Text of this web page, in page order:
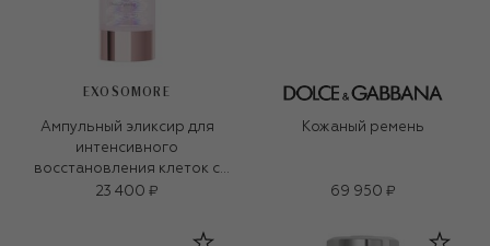
EXOSOMORE
Ампульный эликсир для
интенсивного
восстановления клеток с
экзосомами (35ml)
23 400 ₽
Кожаный ремень
69 950 ₽